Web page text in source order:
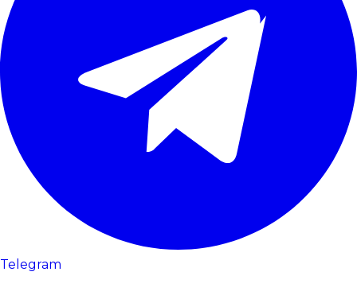
Telegram